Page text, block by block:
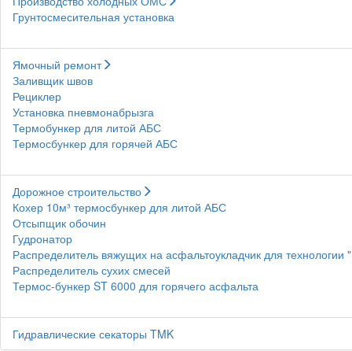
Грунтосмесительная установка
Ямочный ремонт
Заливщик швов
Рециклер
Установка пневмонабрызга
Термобункер для литой АБС
Термосбункер для горячей АБС
Дорожное строительство
Кохер 10м³ термосбункер для литой АБС
Отсыпщик обочин
Гудронатор
Распределитель вяжущих на асфальтоукладчик для технологии
Распределитель сухих смесей
Термос-бункер ST 6000 для горячего асфальта
Гидравлические секаторы TMK